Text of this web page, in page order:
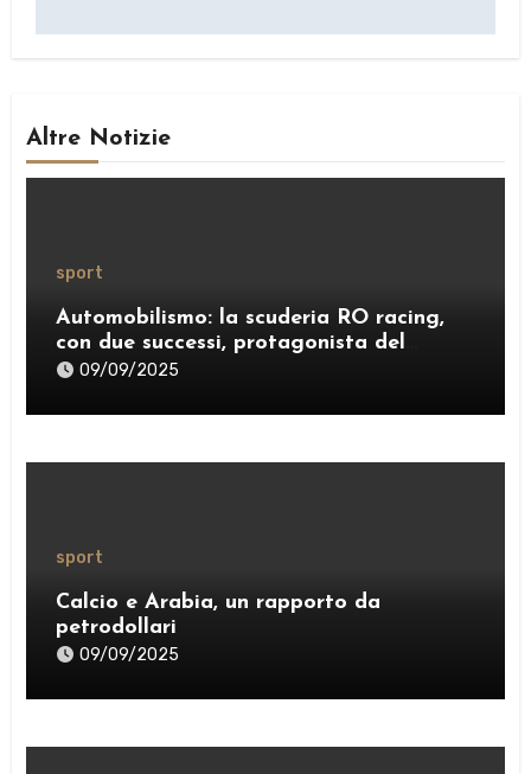
Altre Notizie
sport
Automobilismo: la scuderia RO racing,
con due successi, protagonista del
weekend
09/09/2025
sport
Calcio e Arabia, un rapporto da
petrodollari
09/09/2025